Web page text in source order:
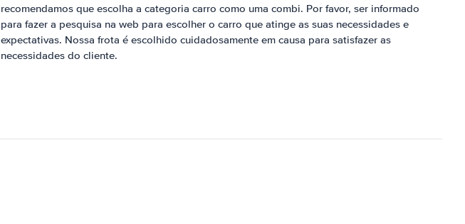
recomendamos que escolha a categoria carro como uma combi. Por favor, ser informado
para fazer a pesquisa na web para escolher o carro que atinge as suas necessidades e
expectativas. Nossa frota é escolhido cuidadosamente em causa para satisfazer as
necessidades do cliente.